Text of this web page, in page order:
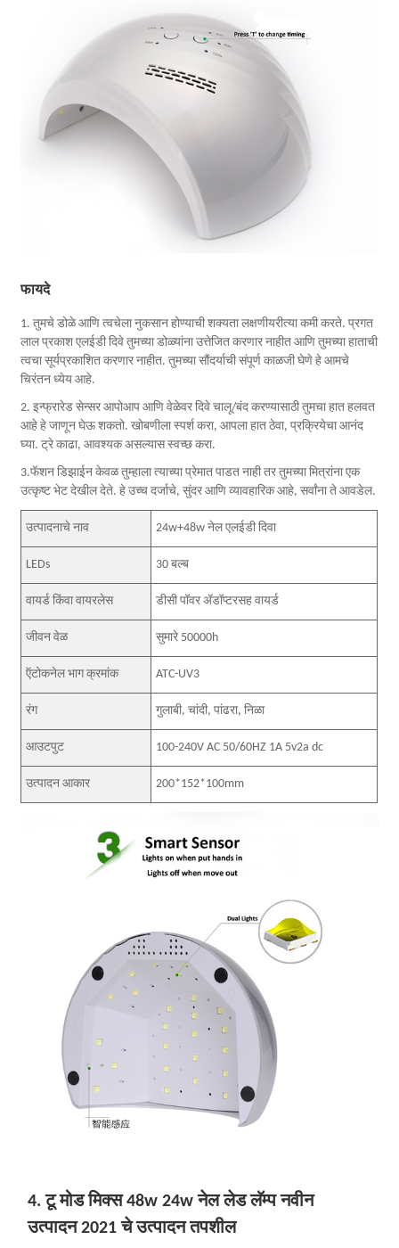
फायदे
1. तुमचे डोळे आणि त्वचेला नुकसान होण्याची शक्यता लक्षणीयरीत्या कमी करते. प्रगत
लाल प्रकाश एलईडी दिवे तुमच्या डोळ्यांना उत्तेजित करणार नाहीत आणि तुमच्या हाताची
त्वचा सूर्यप्रकाशित करणार नाहीत. तुमच्या सौंदर्याची संपूर्ण काळजी घेणे हे आमचे
चिरंतन ध्येय आहे.
2. इन्फ्रारेड सेन्सर आपोआप आणि वेळेवर दिवे चालू/बंद करण्यासाठी तुमचा हात हलवत
आहे हे जाणून घेऊ शकतो. खोबणीला स्पर्श करा, आपला हात ठेवा, प्रक्रियेचा आनंद
घ्या. ट्रे काढा, आवश्यक असल्यास स्वच्छ करा.
3.फॅशन डिझाईन केवळ तुम्हाला त्याच्या प्रेमात पाडत नाही तर तुमच्या मित्रांना एक
उत्कृष्ट भेट देखील देते. हे उच्च दर्जाचे, सुंदर आणि व्यावहारिक आहे, सर्वांना ते आवडेल.
उत्पादनाचे नाव 24w+48w नेल एलईडी दिवा
LEDs 30 बल्ब
वायर्ड किंवा वायरलेस डीसी पॉवर ॲडॉप्टरसह वायर्ड
जीवन वेळ सुमारे 50000h
ऍटोकनेल भाग क्रमांक ATC-UV3
रंग गुलाबी, चांदी, पांढरा, निळा
आउटपुट 100-240V AC 50/60HZ 1A 5v2a dc
उत्पादन आकार 200*152*100mm
4. टू मोड मिक्स 48w 24w नेल लेड लॅम्प नवीन
उत्पादन 2021 चे उत्पादन तपशील